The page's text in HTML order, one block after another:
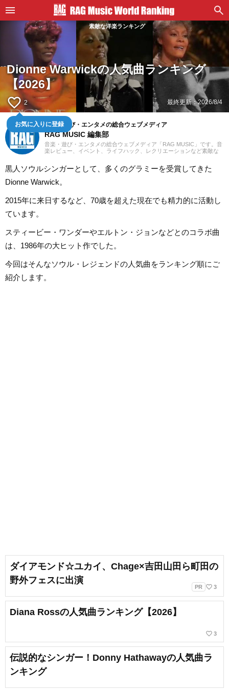
素敵な洋楽ランキング
Dionne Warwickの人気曲ランキング
【2026】
favorite_border 2
お気に入りに登録
最終更新：2026/8/4
音楽・遊び・エンタメの総合ウェブメディア
RAG MUSIC 編集部
音楽・遊び・エンタメの総合ウェブメディア「RAG MUSIC」です。音
楽レビュー、イベント、ライフハック、レクリエーションなど素敵な
黒人ソウルシンガーとして、多くのグラミーを受賞してきた
Dionne Warwick。
2015年に来日するなど、70歳を超えた現在でも精力的に活動し
ています。
スティービー・ワンダーやエルトン・ジョンなどとのコラボ曲
は、1986年の大ヒット作でした。
今回はそんなソウル・レジェンドの人気曲をランキング順にご
紹介します。
ダイアモンド☆ユカイ、Chage×吉田山田ら町田の
野外フェスに出演
PR favorite_border 3
Diana Rossの人気曲ランキング【2026】
favorite_border 3
伝説的なシンガー！Donny Hathawayの人気曲ラ
ンキング